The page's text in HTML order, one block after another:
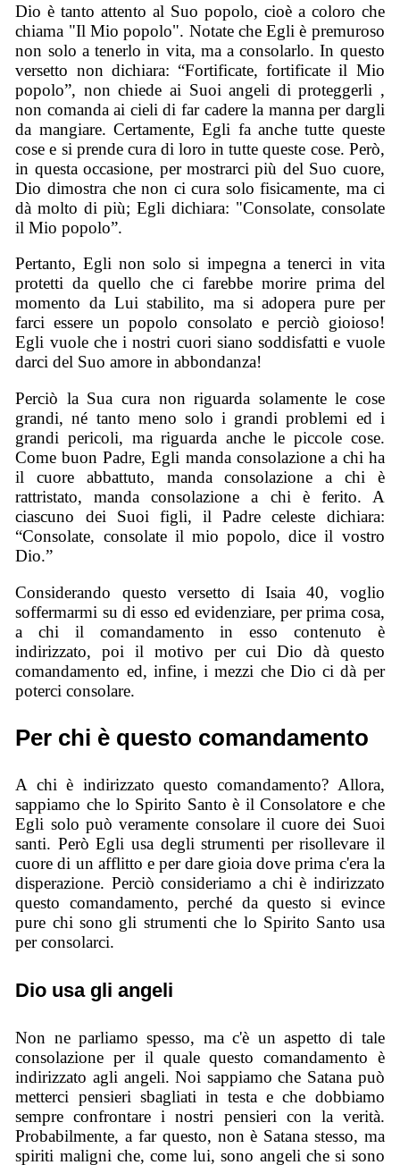
Dio è tanto attento al Suo popolo, cioè a coloro che
chiama "Il Mio popolo". Notate che Egli è premuroso
non solo a tenerlo in vita, ma a consolarlo. In questo
versetto non dichiara: “Fortificate, fortificate il Mio
popolo”, non chiede ai Suoi angeli di proteggerli ,
non comanda ai cieli di far cadere la manna per dargli
da mangiare. Certamente, Egli fa anche tutte queste
cose e si prende cura di loro in tutte queste cose. Però,
in questa occasione, per mostrarci più del Suo cuore,
Dio dimostra che non ci cura solo fisicamente, ma ci
dà molto di più; Egli dichiara: "Consolate, consolate
il Mio popolo”.
Pertanto, Egli non solo si impegna a tenerci in vita
protetti da quello che ci farebbe morire prima del
momento da Lui stabilito, ma si adopera pure per
farci essere un popolo consolato e perciò gioioso!
Egli vuole che i nostri cuori siano soddisfatti e vuole
darci del Suo amore in abbondanza!
Perciò la Sua cura non riguarda solamente le cose
grandi, né tanto meno solo i grandi problemi ed i
grandi pericoli, ma riguarda anche le piccole cose.
Come buon Padre, Egli manda consolazione a chi ha
il cuore abbattuto, manda consolazione a chi è
rattristato, manda consolazione a chi è ferito. A
ciascuno dei Suoi figli, il Padre celeste dichiara:
“Consolate, consolate il mio popolo, dice il vostro
Dio.”
Considerando questo versetto di Isaia 40, voglio
soffermarmi su di esso ed evidenziare, per prima cosa,
a chi il comandamento in esso contenuto è
indirizzato, poi il motivo per cui Dio dà questo
comandamento ed, infine, i mezzi che Dio ci dà per
poterci consolare.
Per chi è questo comandamento
A chi è indirizzato questo comandamento? Allora,
sappiamo che lo Spirito Santo è il Consolatore e che
Egli solo può veramente consolare il cuore dei Suoi
santi. Però Egli usa degli strumenti per risollevare il
cuore di un afflitto e per dare gioia dove prima c'era la
disperazione. Perciò consideriamo a chi è indirizzato
questo comandamento, perché da questo si evince
pure chi sono gli strumenti che lo Spirito Santo usa
per consolarci.
Dio usa gli angeli
Non ne parliamo spesso, ma c'è un aspetto di tale
consolazione per il quale questo comandamento è
indirizzato agli angeli. Noi sappiamo che Satana può
metterci pensieri sbagliati in testa e che dobbiamo
sempre confrontare i nostri pensieri con la verità.
Probabilmente, a far questo, non è Satana stesso, ma
spiriti maligni che, come lui, sono angeli che si sono